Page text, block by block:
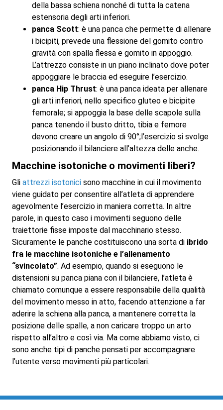
della bassa schiena nonché di tutta la catena
estensoria degli arti inferiori.
panca Scott: è una panca che permette di allenare
i bicipiti, prevede una flessione del gomito contro
gravità con spalla flessa e gomito in appoggio.
L’attrezzo consiste in un piano inclinato dove poter
appoggiare le braccia ed eseguire l’esercizio.
panca Hip Thrust: è una panca ideata per allenare
gli arti inferiori, nello specifico gluteo e bicipite
femorale; si appoggia la base delle scapole sulla
panca tenendo il busto dritto, tibia e femore
devono creare un angolo di 90°;l’esercizio si svolge
posizionando il bilanciere all’altezza delle anche.
Macchine isotoniche o movimenti liberi?
Gli attrezzi isotonici sono macchine in cui il movimento
viene guidato per consentire all’atleta di apprendere
agevolmente l’esercizio in maniera corretta. In altre
parole, in questo caso i movimenti seguono delle
traiettorie fisse imposte dal macchinario stesso.
Sicuramente le panche costituiscono una sorta di ibrido
fra le macchine isotoniche e l’allenamento
“svincolato”. Ad esempio, quando si eseguono le
distensioni su panca piana con il bilanciere, l’atleta è
chiamato comunque a essere responsabile della qualità
del movimento messo in atto, facendo attenzione a far
aderire la schiena alla panca, a mantenere corretta la
posizione delle spalle, a non caricare troppo un arto
rispetto all’altro e così via. Ma come abbiamo visto, ci
sono anche tipi di panche pensati per accompagnare
l’utente verso movimenti più particolari.